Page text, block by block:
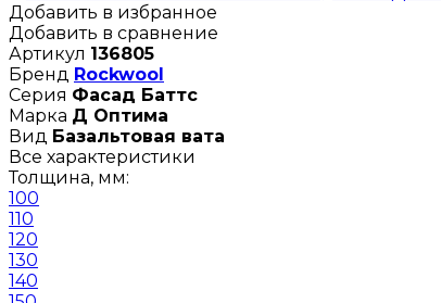
Добавить в избранное
Добавить в сравнение
Артикул 136805
Бренд Rockwool
Серия Фасад Баттс
Марка Д Оптима
Вид Базальтовая вата
Все характеристики
Толщина, мм:
100
110
120
130
140